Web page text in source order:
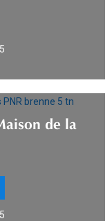
de la